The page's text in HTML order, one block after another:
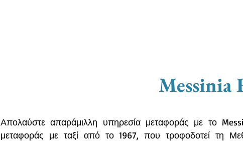
Messinia
Απολαύστε απαράμιλλη υπηρεσία μεταφοράς με το
μεταφοράς με ταξί από το 1967, που τροφοδοτεί τη